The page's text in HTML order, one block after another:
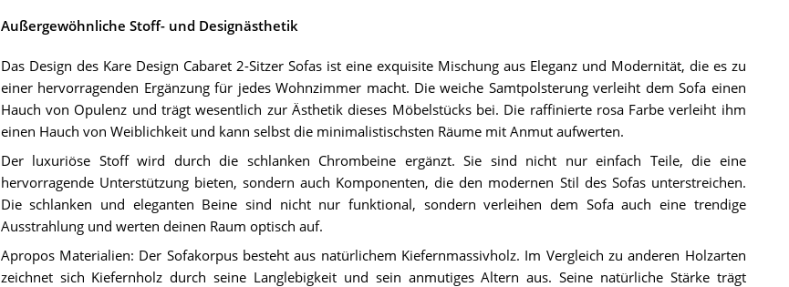
Außergewöhnliche Stoff- und Designästhetik
Das Design des Kare Design Cabaret 2-Sitzer Sofas ist eine exquisite Mischung aus Eleganz und Modernität, die es zu
einer hervorragenden Ergänzung für jedes Wohnzimmer macht. Die weiche Samtpolsterung verleiht dem Sofa einen
Hauch von Opulenz und trägt wesentlich zur Ästhetik dieses Möbelstücks bei. Die raffinierte rosa Farbe verleiht ihm
einen Hauch von Weiblichkeit und kann selbst die minimalistischsten Räume mit Anmut aufwerten.
Der luxuriöse Stoff wird durch die schlanken Chrombeine ergänzt. Sie sind nicht nur einfach Teile, die eine
hervorragende Unterstützung bieten, sondern auch Komponenten, die den modernen Stil des Sofas unterstreichen.
Die schlanken und eleganten Beine sind nicht nur funktional, sondern verleihen dem Sofa auch eine trendige
Ausstrahlung und werten deinen Raum optisch auf.
Apropos Materialien: Der Sofakorpus besteht aus natürlichem Kiefernmassivholz. Im Vergleich zu anderen Holzarten
zeichnet sich Kiefernholz durch seine Langlebigkeit und sein anmutiges Altern aus. Seine natürliche Stärke trägt